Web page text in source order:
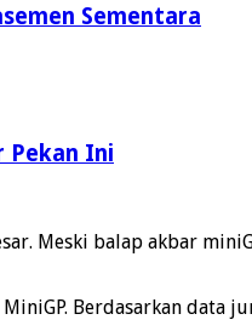
Sementara
Pekan Ini
Meski balap akbar
Berdasarkan